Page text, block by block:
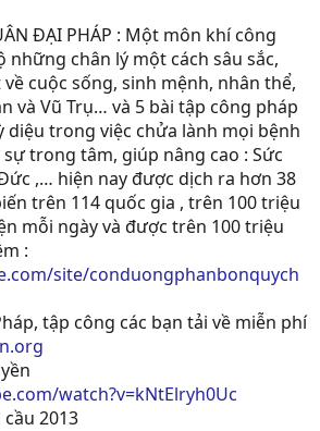
ĐẠI PHÁP : Một môn khí công
chân lý một cách sâu sắc,
cuộc sống, sinh mệnh, nhân thể,
và Vũ Trụ… và 5 bài tập công pháp
diệu trong việc chửa lành mọi bệnh
trong tâm, giúp nâng cao : Sức
,… hiện nay được dịch ra hơn 38
trên 114 quốc gia , trên 100 triệu
mỗi ngày và được trên 100 triệu
:
site/conduongphanbonquych
tập công các bạn tải về miễn phí
watch?v=kNtElryh0Uc
2013